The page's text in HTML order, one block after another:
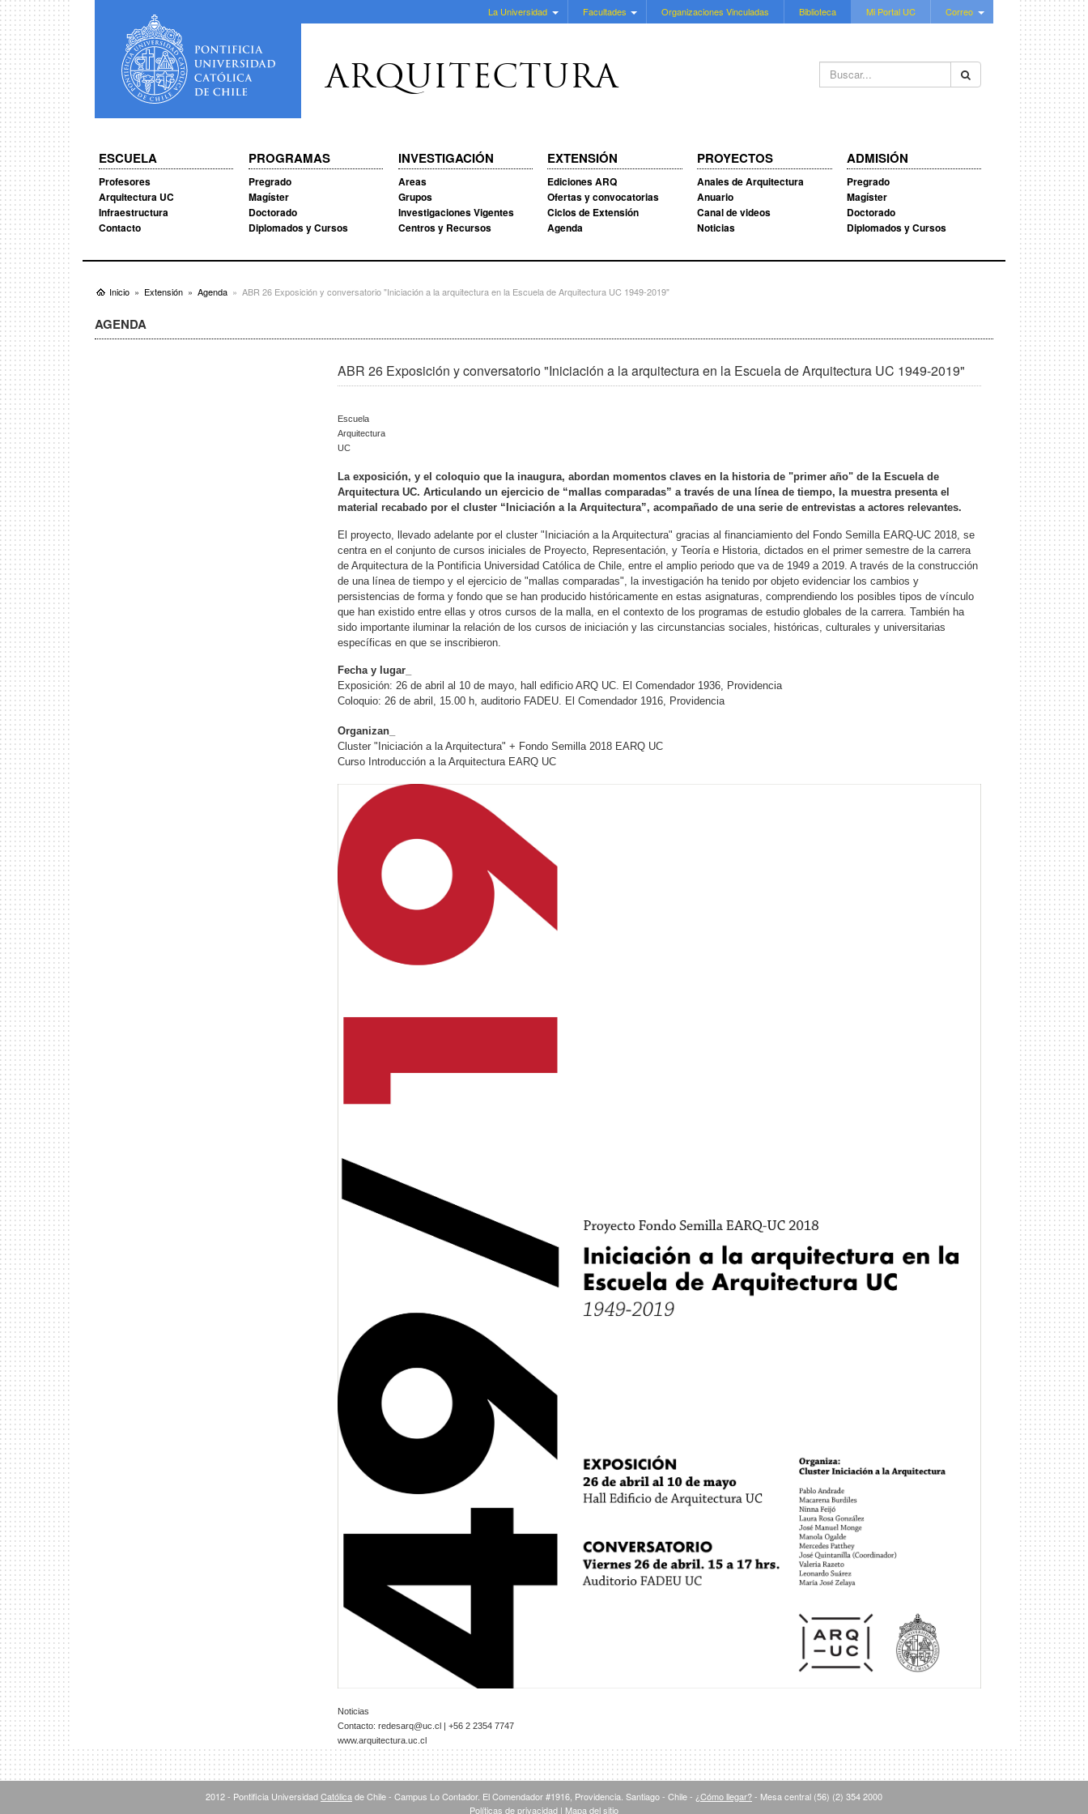
La Universidad Facultades Organizaciones Vinculadas Biblioteca Mi Portal UC Correo
Buscar...
ARQUITECTURA
ESCUELA
Profesores
Arquitectura UC
Infraestructura
Contacto
PROGRAMAS
Pregrado
Magíster
Doctorado
Diplomados y Cursos
INVESTIGACIÓN
Areas
Grupos
Investigaciones Vigentes
Centros y Recursos
EXTENSIÓN
Ediciones ARQ
Ofertas y convocatorias
Ciclos de Extensión
Agenda
PROYECTOS
Anales de Arquitectura
Anuario
Canal de videos
Noticias
ADMISIÓN
Pregrado
Magíster
Doctorado
Diplomados y Cursos
Inicio Extensión Agenda ABR 26 Exposición y conversatorio "Iniciación a la arquitectura en la Escuela de Arquitectura UC 1949-2019"
AGENDA
ABR 26 Exposición y conversatorio "Iniciación a la arquitectura en la Escuela de Arquitectura UC 1949-2019"
Escuela
Arquitectura
UC
La exposición, y el coloquio que la inaugura, abordan momentos claves en la historia de "primer año" de la Escuela de
Arquitectura UC. Articulando un ejercicio de “mallas comparadas” a través de una línea de tiempo, la muestra presenta el
material recabado por el cluster “Iniciación a la Arquitectura”, acompañado de una serie de entrevistas a actores relevantes.
El proyecto, llevado adelante por el cluster "Iniciación a la Arquitectura" gracias al financiamiento del Fondo Semilla EARQ-UC 2018, se
centra en el conjunto de cursos iniciales de Proyecto, Representación, y Teoría e Historia, dictados en el primer semestre de la carrera
de Arquitectura de la Pontificia Universidad Católica de Chile, entre el amplio periodo que va de 1949 a 2019. A través de la construcción
de una línea de tiempo y el ejercicio de "mallas comparadas", la investigación ha tenido por objeto evidenciar los cambios y
persistencias de forma y fondo que se han producido históricamente en estas asignaturas, comprendiendo los posibles tipos de vínculo
que han existido entre ellas y otros cursos de la malla, en el contexto de los programas de estudio globales de la carrera. También ha
sido importante iluminar la relación de los cursos de iniciación y las circunstancias sociales, históricas, culturales y universitarias
específicas en que se inscribieron.
Fecha y lugar_
Exposición: 26 de abril al 10 de mayo, hall edificio ARQ UC. El Comendador 1936, Providencia
Coloquio: 26 de abril, 15.00 h, auditorio FADEU. El Comendador 1916, Providencia
Organizan_
Cluster "Iniciación a la Arquitectura" + Fondo Semilla 2018 EARQ UC
Curso Introducción a la Arquitectura EARQ UC
Noticias
Contacto: redesarq@uc.cl
| +56 2 2354 7747
www.arquitectura.uc.cl
2012 - Pontificia UniversidadCatólicade Chile - Campus Lo Contador. El Comendador #1916, Providencia. Santiago - Chile - ¿Cómo llegar?- Mesa central (56) (2) 354 2000
Políticas de privacidad | Mapa del sitio